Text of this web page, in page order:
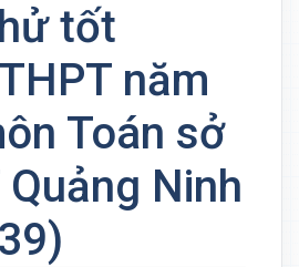
tốt
năm
Toán sở
Ninh